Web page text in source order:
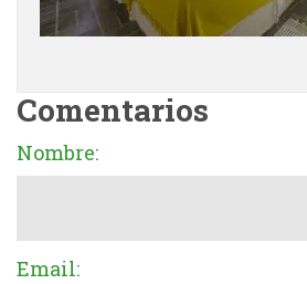
Comentarios
Nombre:
Email: